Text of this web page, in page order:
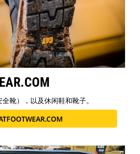
靴），以及休闲鞋和靴子。